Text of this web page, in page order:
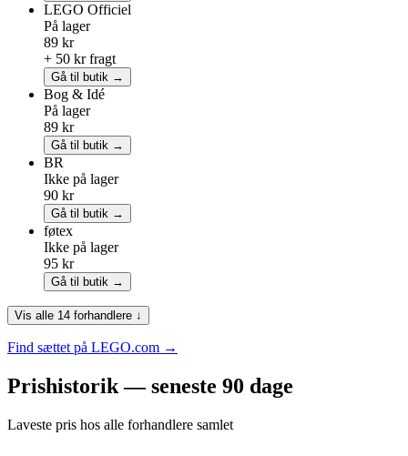
LEGO Officiel
På lager
89 kr
+ 50 kr fragt
Gå til butik →
Bog & Idé
På lager
89 kr
Gå til butik →
BR
Ikke på lager
90 kr
Gå til butik →
føtex
Ikke på lager
95 kr
Gå til butik →
Vis alle 14 forhandlere ↓
Find sættet på LEGO.com →
Prishistorik — seneste 90 dage
Laveste pris hos alle forhandlere samlet